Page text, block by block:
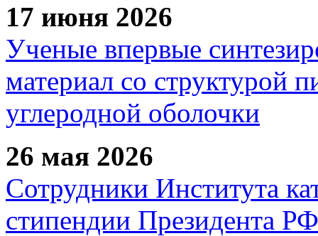
17 июня 2026
Ученые впервые
материал со структурой
углеродной оболочки
26 мая 2026
Сотрудники Института
стипендии Президента РФ